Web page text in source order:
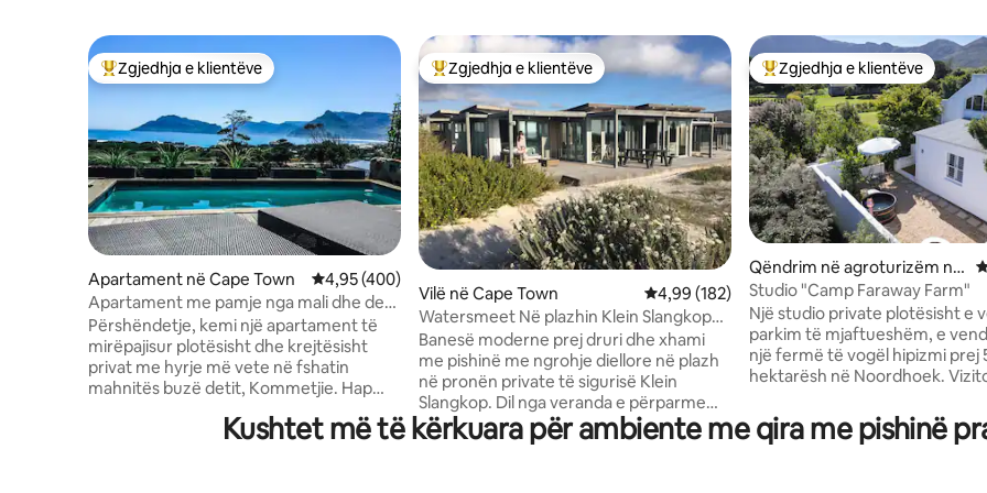
Më të mirat e zgjedhjeve të klientëve
Zgjedhja e klientëve
Apartament në Cape Town Vlerësimi mesatar 4,95 nga 5, 400 vlerësime
4,95 (400)
Apartament me pamje nga mali dhe deti
1
Përshëndetje, kemi një apartament të
mirëpajisur plotësisht dhe krejtësisht
privat me hyrje më vete në fshatin
mahnitës buzë detit, Kommetjie. Hap
pishinën tënde private,verandën, zonën
Më të mirat e zgjedhjeve të klientëve
Zgjedhja e klientëve
Vilë në Cape Town Vlerësimi mesatar 4,99 nga 5, 182 vlerësime
4,99 (182)
Watersmeet Në plazhin Klein Slangkop
Kommetjie
Banesë moderne prej druri dhe xhami
me pishinë me ngrohje diellore në plazh
në pronën private të sigurisë Klein
Slangkop. Dil nga veranda e përparme
drejt rërës së bukur të plazhit dhe hyr
drejtpërdrejt në disa nga plazhet më të
Më të mirat e zgjedhjeve të
Zgjedhja e klientëve
Qëndrim në agroturizëm në
Noordhoek
Studio "Camp Faraway Farm"
Një studio private plotësisht e
parkim të mjaftueshëm, e
një fermë të vogël hipizmi prej
hektarësh në Noordhoek.
me vatër zjarri dhe vaskë me
hidromasazh, i përsosur për të
Kushtet më të kërkuara për ambiente me qira me pishinë